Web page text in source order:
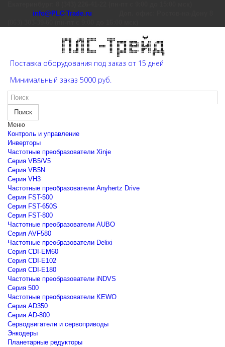
info@PLC-Trade.ru
Поставка оборудования под заказ от 15 дней
Минимальный заказ 5000 руб.
Поиск
Меню
Контроль и управление
Инверторы
Частотные преобразователи Xinje
Cерия VB5/V5
Cерия VB5N
Cерия VH3
Частотные преобразователи Anyhertz Drive
Серия FST-500
Серия FST-650S
Серия FST-800
Частотные преобразователи AUBO
Серия AVF580
Частотные преобразователи Delixi
Серия CDI-EM60
Серия CDI-E102
Серия CDI-E180
Частотные преобразователи iNDVS
Серия 500
Частотные преобразователи KEWO
Серия AD350
Серия AD-800
Серводвигатели и сервоприводы
Энкодеры
Планетарные редукторы